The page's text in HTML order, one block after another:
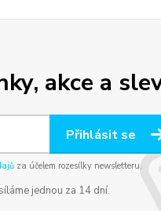
akce a
Přihlásit se
za účelem rozesílky newsletteru.
jednou za 14 dní.